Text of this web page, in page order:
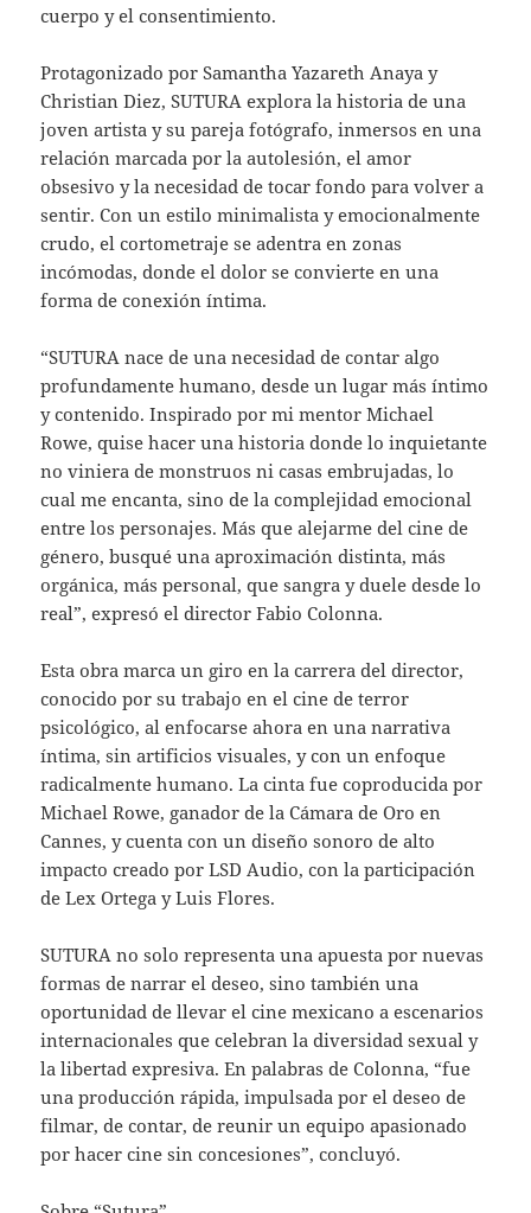
cuerpo y el consentimiento.
Protagonizado por Samantha Yazareth Anaya y
Christian Diez, SUTURA explora la historia de una
joven artista y su pareja fotógrafo, inmersos en una
relación marcada por la autolesión, el amor
obsesivo y la necesidad de tocar fondo para volver a
sentir. Con un estilo minimalista y emocionalmente
crudo, el cortometraje se adentra en zonas
incómodas, donde el dolor se convierte en una
forma de conexión íntima.
“SUTURA nace de una necesidad de contar algo
profundamente humano, desde un lugar más íntimo
y contenido. Inspirado por mi mentor Michael
Rowe, quise hacer una historia donde lo inquietante
no viniera de monstruos ni casas embrujadas, lo
cual me encanta, sino de la complejidad emocional
entre los personajes. Más que alejarme del cine de
género, busqué una aproximación distinta, más
orgánica, más personal, que sangra y duele desde lo
real”, expresó el director Fabio Colonna.
Esta obra marca un giro en la carrera del director,
conocido por su trabajo en el cine de terror
psicológico, al enfocarse ahora en una narrativa
íntima, sin artificios visuales, y con un enfoque
radicalmente humano. La cinta fue coproducida por
Michael Rowe, ganador de la Cámara de Oro en
Cannes, y cuenta con un diseño sonoro de alto
impacto creado por LSD Audio, con la participación
de Lex Ortega y Luis Flores.
SUTURA no solo representa una apuesta por nuevas
formas de narrar el deseo, sino también una
oportunidad de llevar el cine mexicano a escenarios
internacionales que celebran la diversidad sexual y
la libertad expresiva. En palabras de Colonna, “fue
una producción rápida, impulsada por el deseo de
filmar, de contar, de reunir un equipo apasionado
por hacer cine sin concesiones”, concluyó.